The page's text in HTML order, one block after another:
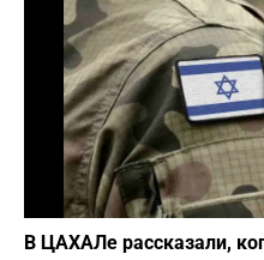
В ЦАХАЛе рассказали,